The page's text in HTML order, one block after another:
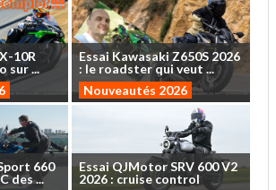
10R
sur...
Essai Kawasaki Z650S 2026
: le roadsterquiveut ...
Nouveautés 2026
660
des...
EssaiQJMotorSRV 600V2
2026 : cruise control